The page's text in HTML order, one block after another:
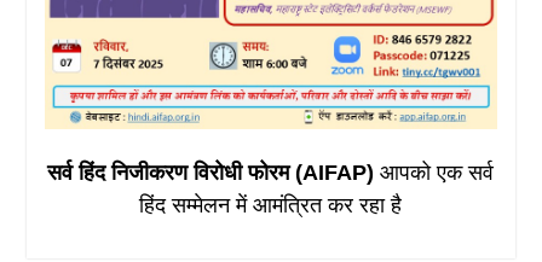
सर्व हिंद निजीकरण विरोधी फोरम (AIFAP)आपको एक सर्व
हिंद सम्मेलन में आमंत्रित कर रहा है